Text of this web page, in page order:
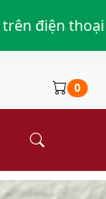
điện thoại
0